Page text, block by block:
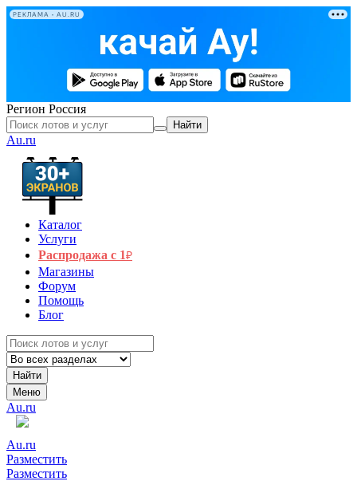
РЕКЛАМА • AU.RU
Регион Россия
Найти
Au.ru
Каталог
Услуги
Распродажа с 1₽
Магазины
Форум
Помощь
Блог
Найти
Меню
Au.ru
Au.ru
Разместить
Разместить